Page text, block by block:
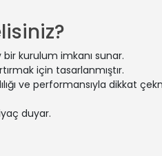
kurulum imkanı sunar.
için tasarlanmıştır.
ve performansıyla dikkat
duyar.